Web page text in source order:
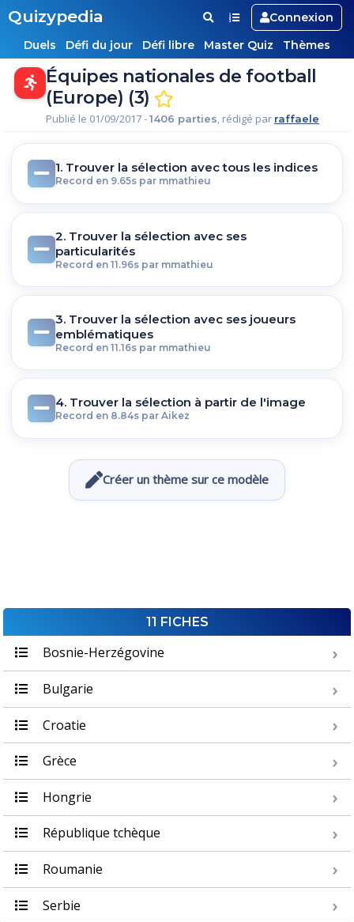
Quizypedia
Connexion
Duels
Défi du jour Défi libre Master Quiz Thèmes
Équipes nationales de football
(Europe) (3)
Publié le 01/09/2017 -1406 parties, rédigé par raffaele
1. Trouver la sélection avec tous les indices
Record en 9.65s par mmathieu
2. Trouver la sélection avec ses
particularités
Record en 11.96s par mmathieu
3. Trouver la sélection avec ses joueurs
emblématiques
Record en 11.16s par mmathieu
4. Trouver la sélection à partir de l'image
Record en 8.84s par Aikez
Créer un thème sur ce modèle
11 FICHES
Bosnie-Herzégovine
Bulgarie
Croatie
Grèce
Hongrie
République tchèque
Roumanie
Serbie